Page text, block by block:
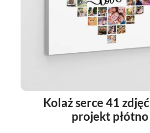
Kolaż serce 41
projekt płótno